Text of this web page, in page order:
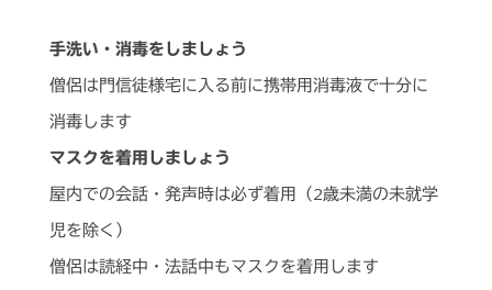
手洗い・消毒をしましょう
僧侶は門信徒様宅に入る前に携帯用消毒液で十分に
消毒します
マスクを着用しましょう
屋内での会話・発声時は必ず着用（2歳未満の未就学
児を除く）
僧侶は読経中・法話中もマスクを着用します